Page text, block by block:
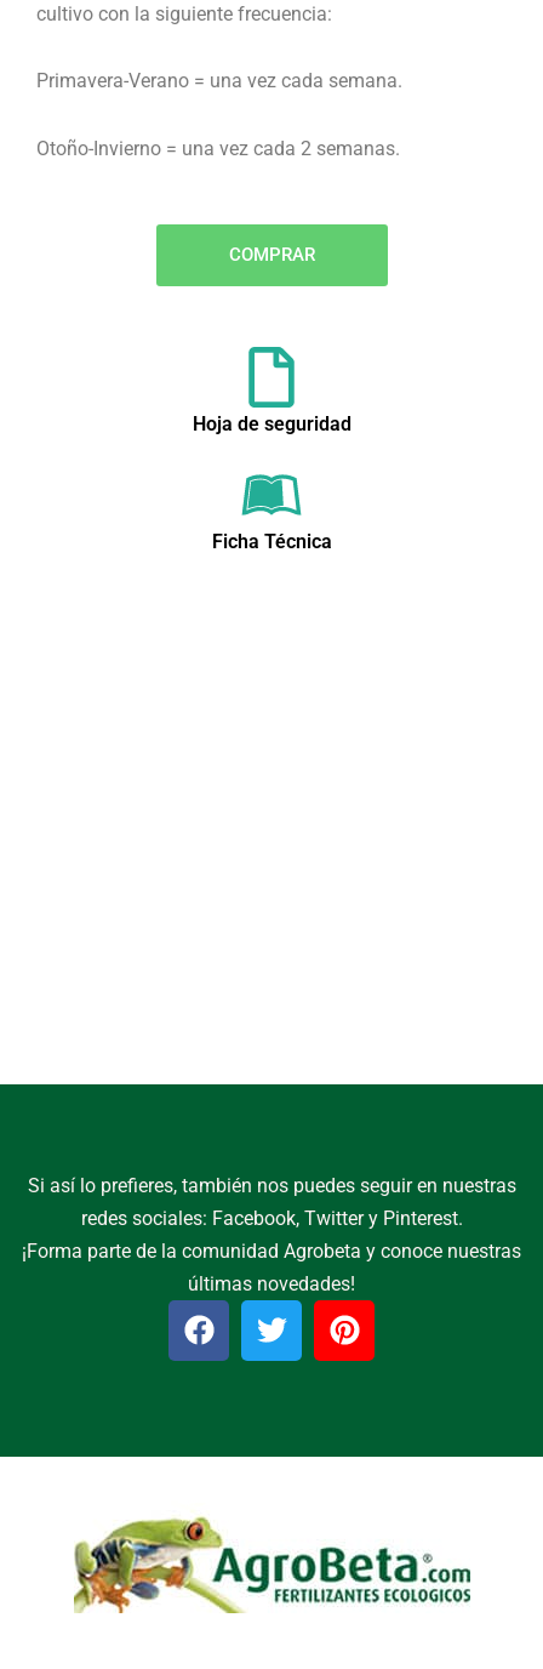
cultivo con la siguiente frecuencia:
Primavera-Verano = una vez cada semana.
Otoño-Invierno = una vez cada 2 semanas.
COMPRAR
Hoja de seguridad
Ficha Técnica
Si así lo prefieres, también nos puedes seguir en nuestras
redes sociales: Facebook, Twitter y Pinterest.
¡Forma parte de la comunidad Agrobeta y conoce nuestras
últimas novedades!
F
a
o
k
T
w
e
P
i
r
t